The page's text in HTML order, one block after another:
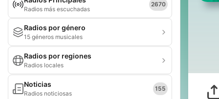
Radios más escuchadas
2670
Radios por género
15 géneros musicales
Radios por regiones
Radios locales
Noticias
Radios noticiosas
155